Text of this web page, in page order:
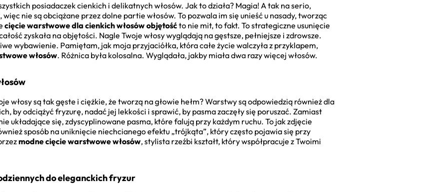
posiadaczek cienkich i delikatnych włosów. Jak to działa? Magia! A tak na serio,
nie są obciążane przez dolne partie włosów. To pozwala im się unieść u nasady, tworząc
cięcie warstwowe dla cienkich włosów objętośćto nie mit, to fakt. To strategiczne usunięcie
zyskała na objętości. Nagle Twoje włosy wyglądają na gęstsze, pełniejsze i zdrowsze.
wybawienie. Pamiętam, jak moja przyjaciółka, która całe życie walczyła z przyklapem,
włosów. Różnica była kolosalna. Wyglądała, jakby miała dwa razy więcej włosów.
włosy są tak gęste i ciężkie, że tworzą na głowie hełm? Warstwy są odpowiedzią również dla
by odciążyć fryzurę, nadać jej lekkości i sprawić, by pasma zaczęły się poruszać. Zamiast
układające się, zdyscyplinowane pasma, które falują przy każdym ruchu. To jak zdjęcie
sposób na uniknięcie niechcianego efektu „trójkąta”, który często pojawia się przy
modne cięcie warstwowe włosów, stylista rzeźbi kształt, który współpracuje z Twoimi
do eleganckich fryzur